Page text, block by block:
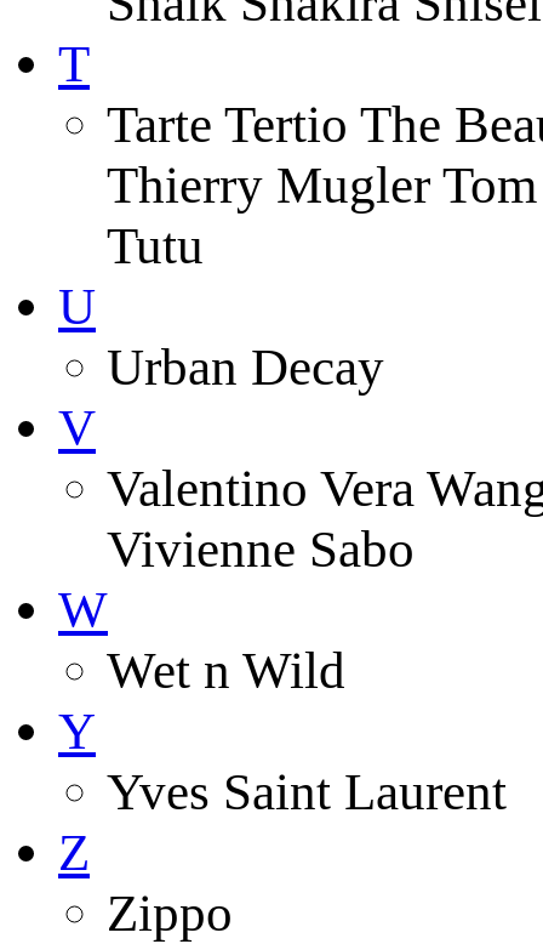
T
Tarte Tertio The
Thierry Mugler
Tutu
U
Urban Decay
V
Valentino Vera
Vivienne Sabo
W
Wet n Wild
Y
Yves Saint Laurent
Z
Zippo